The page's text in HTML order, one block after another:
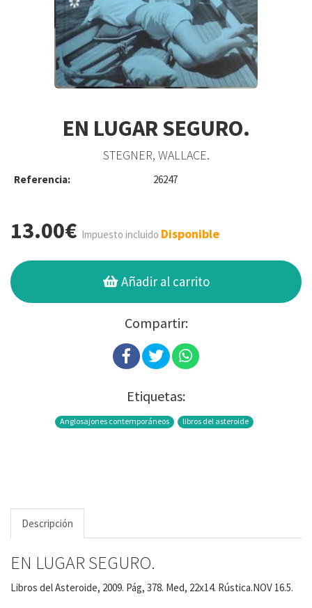
EN LUGAR SEGURO.
STEGNER, WALLACE.
Referencia: 26247
13.00€ Impuesto incluido Disponible
Añadir al carrito
Compartir:
Etiquetas:
Anglosajones contemporáneos libros del asteroide
Descripción
EN LUGAR SEGURO.
Libros del Asteroide, 2009. Pág, 378. Med, 22x14. Rústica.NOV 16.5.